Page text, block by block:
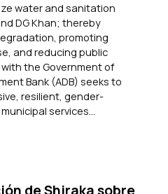
water and sanitation
DG Khan; thereby
promoting
and reducing public
the Government of
Bank (ADB) seeks to
resilient, gender-
services...
de Shiraka sobre